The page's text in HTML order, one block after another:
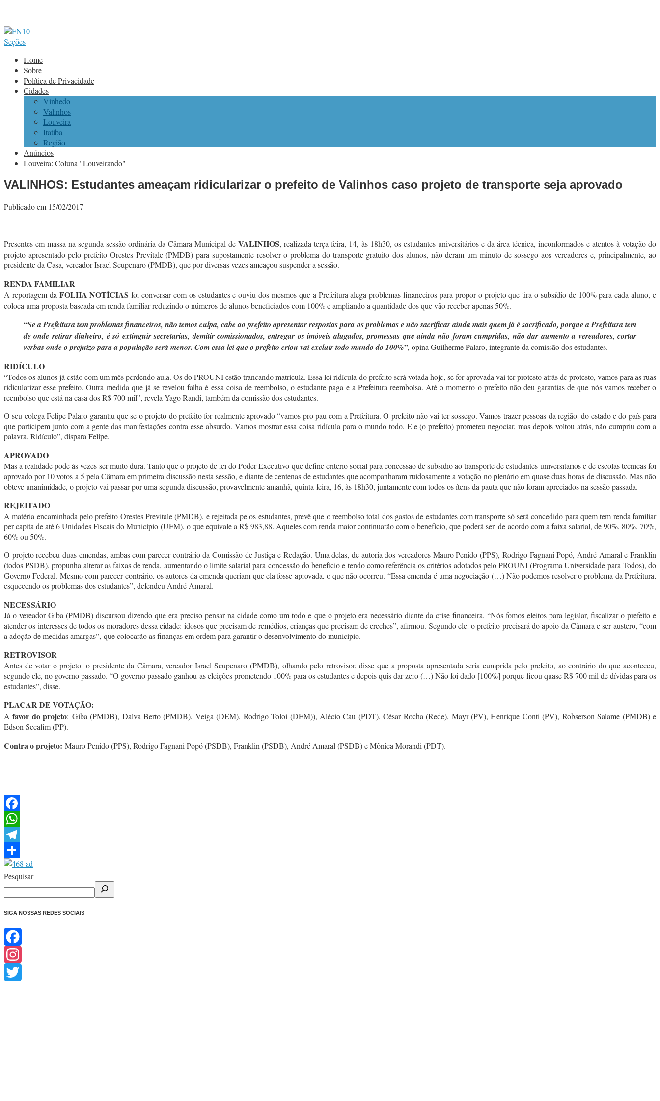
Seções
Home
Sobre
Política de Privacidade
Cidades
Vinhedo
Valinhos
Louveira
Itatiba
Região
Anúncios
Louveira: Coluna "Louveirando"
VALINHOS: Estudantes ameaçam ridicularizar o prefeito de Valinhos caso projeto de transporte seja aprovado
Publicado em 15/02/2017
Presentes em massa na segunda sessão ordinária da Câmara Municipal deVALINHOS, realizada terça-feira, 14, às 18h30, os estudantes universitários e da área técnica, inconformados e atentos à votação do
projeto apresentado pelo prefeito Orestes Previtale (PMDB) para supostamente resolver o problema do transporte gratuito dos alunos, não deram um minuto de sossego aos vereadores e, principalmente, ao
presidente da Casa, vereador Israel Scupenaro (PMDB), que por diversas vezes ameaçou suspender a sessão.
RENDA FAMILIAR
A reportagem da FOLHA NOTÍCIAS foi conversar com os estudantes e ouviu dos mesmos que a Prefeitura alega problemas financeiros para propor o projeto que tira o subsídio de 100% para cada aluno, e
coloca uma proposta baseada em renda familiar reduzindo o números de alunos beneficiados com 100% e ampliando a quantidade dos que vão receber apenas 50%.
“Se a Prefeitura tem problemas financeiros, não temos culpa, cabe ao prefeito apresentar respostas para os problemas e não sacrificar ainda mais quem já é sacrificado, porque a Prefeitura tem
de onde retirar dinheiro, é só extinguir secretarias, demitir comissionados, entregar os imóveis alugados, promessas que ainda não foram cumpridas, não dar aumento a vereadores, cortar
verbas onde o prejuízo para a população será menor. Com essa lei que o prefeito criou vai excluir todo mundo do 100%”, opina Guilherme Palaro, integrante da comissão dos estudantes.
RIDÍCULO
“Todos os alunos já estão com um mês perdendo aula. Os do PROUNI estão trancando matrícula. Essa lei ridícula do prefeito será votada hoje, se for aprovada vai ter protesto atrás de protesto, vamos para as ruas
ridicularizar esse prefeito. Outra medida que já se revelou falha é essa coisa de reembolso, o estudante paga e a Prefeitura reembolsa. Até o momento o prefeito não deu garantias de que nós vamos receber o
reembolso que está na casa dos R$ 700 mil”, revela Yago Randi, também da comissão dos estudantes.
O seu colega Felipe Palaro garantiu que se o projeto do prefeito for realmente aprovado “vamos pro pau com a Prefeitura. O prefeito não vai ter sossego. Vamos trazer pessoas da região, do estado e do país para
que participem junto com a gente das manifestações contra esse absurdo. Vamos mostrar essa coisa ridícula para o mundo todo. Ele (o prefeito) prometeu negociar, mas depois voltou atrás, não cumpriu com a
palavra. Ridículo”, dispara Felipe.
APROVADO
Mas a realidade pode às vezes ser muito dura. Tanto que o projeto de lei do Poder Executivo que define critério social para concessão de subsídio ao transporte de estudantes universitários e de escolas técnicas foi
aprovado por 10 votos a 5 pela Câmara em primeira discussão nesta sessão, e diante de centenas de estudantes que acompanharam ruidosamente a votação no plenário em quase duas horas de discussão. Mas não
obteve unanimidade, o projeto vai passar por uma segunda discussão, provavelmente amanhã, quinta-feira, 16, às 18h30, juntamente com todos os ítens da pauta que não foram apreciados na sessão passada.
REJEITADO
A matéria encaminhada pelo prefeito Orestes Previtale (PMDB), e rejeitada pelos estudantes, prevê que o reembolso total dos gastos de estudantes com transporte só será concedido para quem tem renda familiar
per capita de até 6 Unidades Fiscais do Município (UFM), o que equivale a R$ 983,88. Aqueles com renda maior continuarão com o benefício, que poderá ser, de acordo com a faixa salarial, de 90%, 80%, 70%,
60% ou 50%.
O projeto recebeu duas emendas, ambas com parecer contrário da Comissão de Justiça e Redação. Uma delas, de autoria dos vereadores Mauro Penido (PPS), Rodrigo Fagnani Popó, André Amaral e Franklin
(todos PSDB), propunha alterar as faixas de renda, aumentando o limite salarial para concessão do benefício e tendo como referência os critérios adotados pelo PROUNI (Programa Universidade para Todos), do
Governo Federal. Mesmo com parecer contrário, os autores da emenda queriam que ela fosse aprovada, o que não ocorreu. “Essa emenda é uma negociação (…) Não podemos resolver o problema da Prefeitura,
esquecendo os problemas dos estudantes”, defendeu André Amaral.
NECESSÁRIO
Já o vereador Giba (PMDB) discursou dizendo que era preciso pensar na cidade como um todo e que o projeto era necessário diante da crise financeira. “Nós fomos eleitos para legislar, fiscalizar o prefeito e
atender os interesses de todos os moradores dessa cidade: idosos que precisam de remédios, crianças que precisam de creches”, afirmou. Segundo ele, o prefeito precisará do apoio da Câmara e ser austero, “com
a adoção de medidas amargas”, que colocarão as finanças em ordem para garantir o desenvolvimento do município.
RETROVISOR
Antes de votar o projeto, o presidente da Câmara, vereador Israel Scupenaro (PMDB), olhando pelo retrovisor, disse que a proposta apresentada seria cumprida pelo prefeito, ao contrário do que aconteceu,
segundo ele, no governo passado. “O governo passado ganhou as eleições prometendo 100% para os estudantes e depois quis dar zero (…) Não foi dado [100%] porque ficou quase R$ 700 mil de dívidas para os
estudantes”, disse.
PLACAR DE VOTAÇÃO:
Afavor do projeto: Giba (PMDB), Dalva Berto (PMDB), Veiga (DEM), Rodrigo Toloi (DEM)), Alécio Cau (PDT), César Rocha (Rede), Mayr (PV), Henrique Conti (PV), Robserson Salame (PMDB) e
Edson Secafim (PP).
Contra o projeto: Mauro Penido (PPS), Rodrigo Fagnani Popó (PSDB), Franklin (PSDB), André Amaral (PSDB) e Mônica Morandi (PDT).
Facebook
WhatsApp
Telegram
Share
Pesquisar
SIGA NOSSAS REDES SOCIAIS
Facebook
Instagram